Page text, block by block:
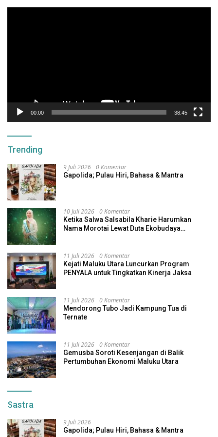
00:00 38:45
Trending
9 Juli 2026 0 Komentar
Gapolida; Pulau Hiri, Bahasa & Mantra
10 Juli 2026 0 Komentar
Ketika Salwa Salsabila Kharie Harumkan
Nama Morotai Lewat Duta Ekobudaya
11 Juli 2026 0 Komentar
Kejati Maluku Utara Luncurkan Program
PENYALA untuk Tingkatkan Kinerja Jaksa
11 Juli 2026 0 Komentar
Mendorong Tubo Jadi Kampung Tua di
Ternate
11 Juli 2026 0 Komentar
Gemusba Soroti Kesenjangan di Balik
Pertumbuhan Ekonomi Maluku Utara
Sastra
9 Juli 2026
Gapolida; Pulau Hiri, Bahasa & Mantra